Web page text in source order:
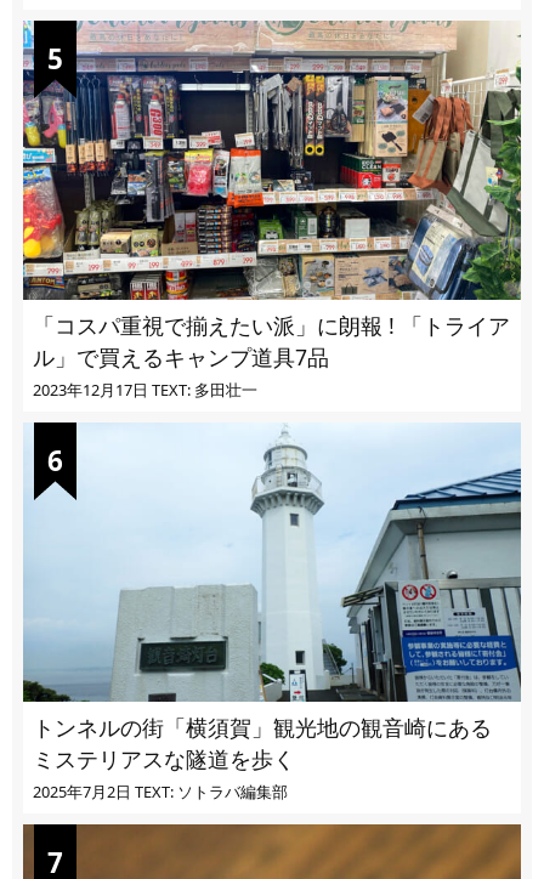
「コスパ重視で揃えたい派」に朗報 ! 「トライア
ル」で買えるキャンプ道具7品
2023年12月17日 TEXT: 多田壮一
トンネルの街「横須賀」観光地の観音崎にある
ミステリアスな隧道を歩く
2025年7月2日 TEXT: ソトラバ編集部